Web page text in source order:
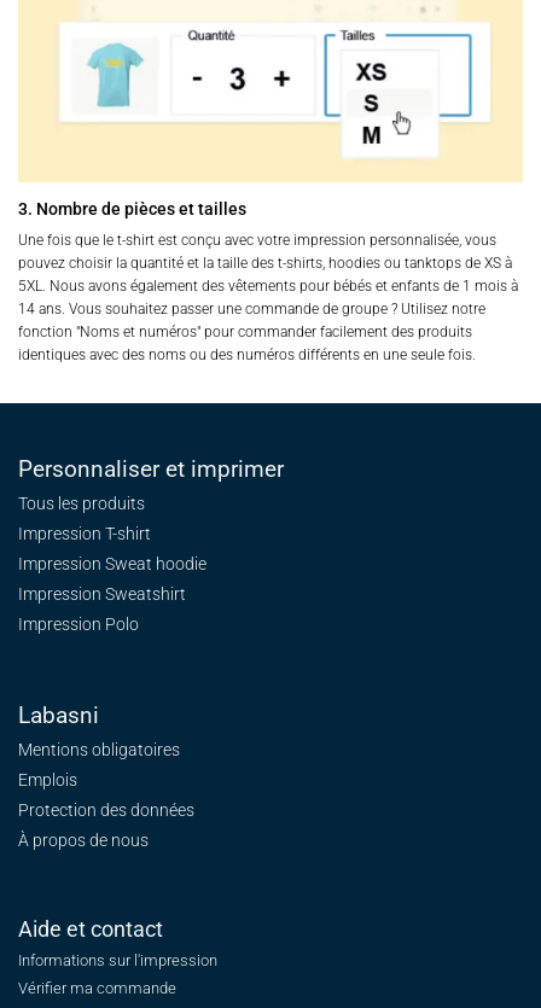
3. Nombre de pièces et tailles
Une fois que le t-shirt est conçu avec votre impression personnalisée, vous
pouvez choisir la quantité et la taille des t-shirts, hoodies ou tanktops de XS à
5XL. Nous avons également des vêtements pour bébés et enfants de 1 mois à
14 ans. Vous souhaitez passer une commande de groupe ? Utilisez notre
fonction "Noms et numéros" pour commander facilement des produits
identiques avec des noms ou des numéros différents en une seule fois.
Personnaliser et imprimer
Tous les produits
Impression T-shirt
Impression Sweat hoodie
Impression Sweatshirt
Impression Polo
Labasni
Mentions obligatoires
Emplois
Protection des données
À propos de nous
Aide et contact
Informations sur l'impression
Vérifier ma commande